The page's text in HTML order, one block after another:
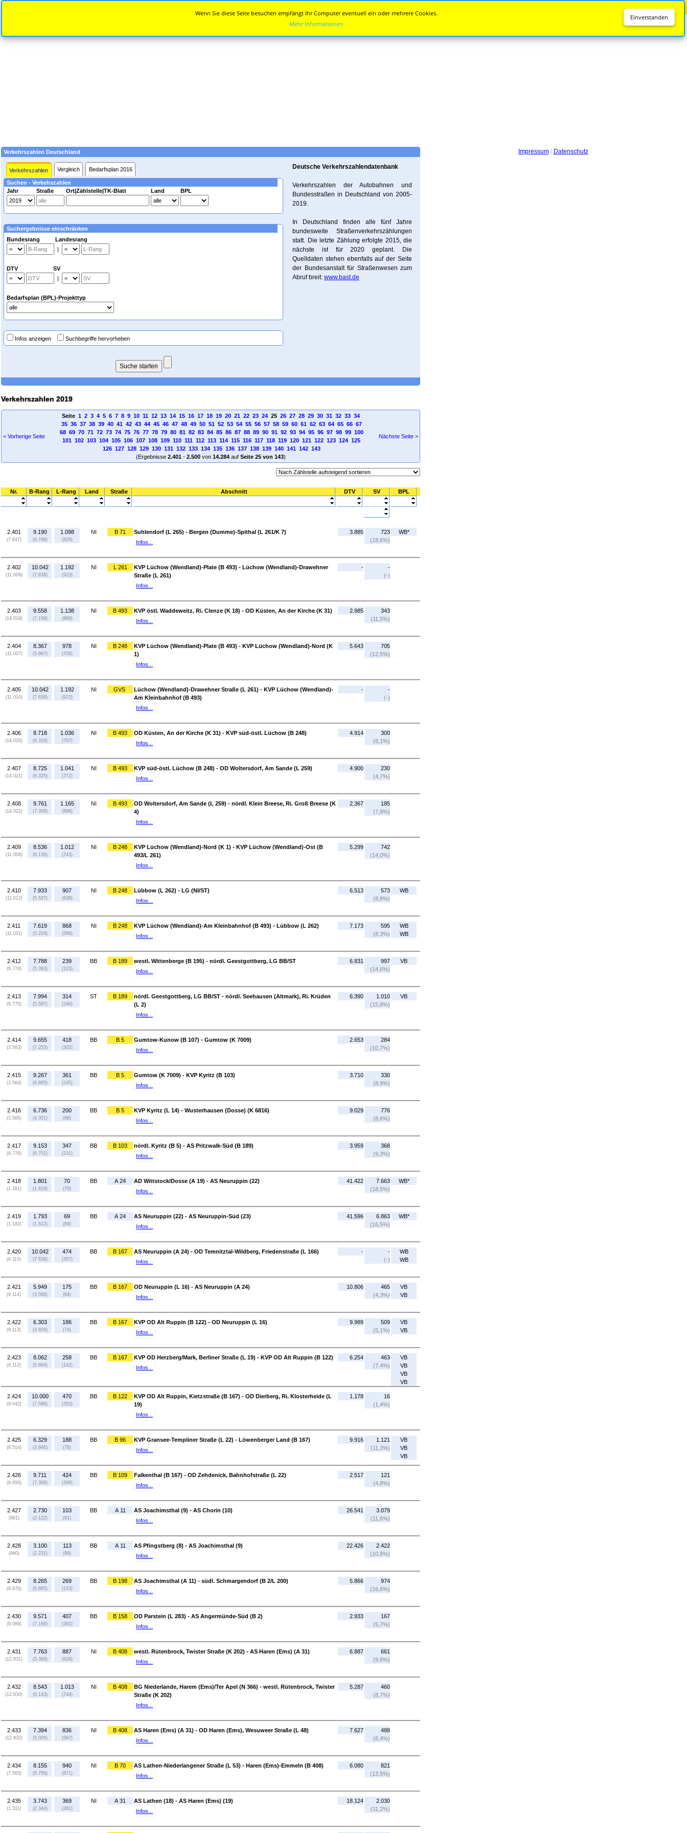
Verkehrszahlen Deutschland
Verkehrszahlen Vergleich Bedarfsplan 2016
Suchen - Verkehszahlen
Jahr
Straße Ort|Zählstelle|TK-Blatt Land BPL
Suchergebnisse einschränken
Bundesrang Landesrang
|
DTV SV
|
Bedarfsplan (BPL)-Projekttyp
Infos anzeigen Suchbegriffe hervorheben
Deutsche Verkehrszahlendatenbank
Verkehrszahlen der Autobahnen und
Bundesstraßen in Deutschland von 2005-
2019.
In Deutschland finden alle fünf Jahre
bundesweite Straßenverkehrszählungen
statt. Die letzte Zählung erfolgte 2015, die
nächste ist für 2020 geplant. Die
Quelldaten stehen ebenfalls auf der Seite
der Bundesanstalt für Straßenwesen zum
Abruf breit: www.bast.de
Verkehrszahlen 2019
< Vorherige Seite
Seite 1 2 3 4 5 6 7 8 9 10 11 12 13 14 15 16 17 18 19 20 21 22 23 2425 26 27 28 29 30 31 32 33 34
35 36 37 38 39 40 41 42 43 44 45 46 47 48 49 50 51 52 53 54 55 56 57 58 59 60 61 62 63 64 65 66 67
68 69 70 71 72 73 74 75 76 77 78 79 80 81 82 83 84 85 86 87 88 89 90 91 92 93 94 95 96 97 98 99 100
101 102 103 104 105 106 107 108 109 110 111 112 113 114 115 116 117 118 119 120 121 122 123 124 125
126 127 128 129 130 131 132 133 134 135 136 137 138 139 140 141 142 143
(Ergebnisse 2.401- 2.500von 14.284auf Seite 25 von 143)
Nächste Seite >
Nr. B-Rang L-Rang Land Straße Abschnitt DTV SV BPL
2.401
(7.647)
9.190
(6.788)
1.098
(829)
NI B 71
Suhlendorf (L 265) - Bergen (Dumme)-Spithal (L 261/K 7)
Infos...
3.885
723
(18,6%)
WB*
2.402
(11.009)
10.042
(7.638)
1.192
(923)
NI L 261
KVP Lüchow (Wendland)-Plate (B 493) - Lüchow (Wendland)-Drawehner
Straße (L 261)
Infos...
-
-
(-)
2.403
(14.019)
9.558
(7.156)
1.138
(869)
NI B 493
KVP östl. Waddeweitz, Ri. Clenze (K 18) - OD Küsten, An der Kirche (K 31)
Infos...
2.985
343
(11,5%)
2.404
(11.007)
8.367
(5.967)
978
(709)
NI B 248
KVP Lüchow (Wendland)-Plate (B 493) - KVP Lüchow (Wendland)-Nord (K
1)
Infos...
5.643
705
(12,5%)
2.405
(11.010)
10.042
(7.638)
1.192
(923)
NI GVS
Lüchow (Wendland)-Drawehner Straße (L 261) - KVP Lüchow (Wendland)-
Am Kleinbahnhof (B 493)
Infos...
-
-
(-)
2.406
(14.020)
8.718
(6.318)
1.036
(767)
NI B 493
OD Küsten, An der Kirche (K 31) - KVP süd-östl. Lüchow (B 248)
Infos...
4.914
300
(6,1%)
2.407
(14.021)
8.725
(6.325)
1.041
(772)
NI B 493
KVP süd-östl. Lüchow (B 248) - OD Woltersdorf, Am Sande (L 259)
Infos...
4.900
230
(4,7%)
2.408
(14.022)
9.761
(7.359)
1.165
(896)
NI B 493
OD Woltersdorf, Am Sande (L 259) - nördl. Klein Breese, Ri. Groß Breese (K
4)
Infos...
2.367
185
(7,8%)
2.409
(11.008)
8.536
(6.136)
1.012
(743)
NI B 248
KVP Lüchow (Wendland)-Nord (K 1) - KVP Lüchow (Wendland)-Ost (B
493/L 261)
Infos...
5.299
742
(14,0%)
2.410
(11.012)
7.933
(5.537)
907
(638)
NI B 248
Lübbow (L 262) - LG (NI/ST)
Infos...
6.513
573
(8,8%)
WB
2.411
(11.011)
7.619
(5.224)
868
(599)
NI B 248
KVP Lüchow (Wendland)-Am Kleinbahnhof (B 493) - Lübbow (L 262)
Infos...
7.173
595
(8,3%)
WB
WB
2.412
(9.774)
7.788
(5.393)
239
(123)
BB B 189
westl. Wittenberge (B 195) - nördl. Geestgottberg, LG BB/ST
Infos...
6.831
997
(14,6%)
VB
2.413
(9.775)
7.994
(5.597)
314
(249)
ST B 189
nördl. Geestgottberg, LG BB/ST - nördl. Seehausen (Altmark), Ri. Krüden
(L 2)
Infos...
6.390
1.010
(15,8%)
VB
2.414
(3.563)
9.655
(7.253)
418
(302)
BB B 5
Gumtow-Kunow (B 107) - Gumtow (K 7009)
Infos...
2.653
284
(10,7%)
2.415
(3.564)
9.267
(6.865)
361
(245)
BB B 5
Gumtow (K 7009) - KVP Kyritz (B 103)
Infos...
3.710
330
(8,9%)
2.416
(3.566)
6.736
(4.351)
200
(86)
BB B 5
KVP Kyritz (L 14) - Wusterhausen (Dosse) (K 6816)
Infos...
9.029
776
(8,6%)
2.417
(8.778)
9.153
(6.751)
347
(231)
BB B 103
nördl. Kyritz (B 5) - AS Pritzwalk-Süd (B 189)
Infos...
3.959
368
(9,3%)
2.418
(1.181)
1.801
(1.618)
70
(70)
BB A 24
AD Wittstock/Dosse (A 19) - AS Neuruppin (22)
Infos...
41.422
7.663
(18,5%)
WB*
2.419
(1.182)
1.793
(1.612)
69
(69)
BB A 24
AS Neuruppin (22) - AS Neuruppin-Süd (23)
Infos...
41.596
6.863
(16,5%)
WB*
2.420
(9.115)
10.042
(7.638)
474
(357)
BB B 167
AS Neuruppin (A 24) - OD Temnitztal-Wildberg, Friedenstraße (L 166)
Infos...
-
-
(-)
WB
WB
2.421
(9.114)
5.949
(3.568)
175
(64)
BB B 167
OD Neuruppin (L 16) - AS Neuruppin (A 24)
Infos...
10.806
465
(4,3%)
VB
VB
2.422
(9.113)
6.303
(3.920)
186
(74)
BB B 167
KVP OD Alt Ruppin (B 122) - OD Neuruppin (L 16)
Infos...
9.989
509
(5,1%)
VB
VB
2.423
(9.112)
8.062
(5.664)
258
(142)
BB B 167
KVP OD Herzberg/Mark, Berliner Straße (L 19) - KVP OD Alt Ruppin (B 122)
Infos...
6.254
463
(7,4%)
VB
VB
VB
VB
2.424
(9.042)
10.000
(7.596)
470
(353)
BB B 122
KVP OD Alt Ruppin, Kietzstraße (B 167) - OD Dierberg, Ri. Klosterheide (L
19)
Infos...
1.178
16
(1,4%)
2.425
(8.514)
6.329
(3.946)
188
(76)
BB B 96
KVP Gransee-Templiner Straße (L 22) - Löwenberger Land (B 167)
Infos...
9.916
1.121
(11,3%)
VB
VB
VB
2.426
(8.950)
9.711
(7.309)
424
(308)
BB B 109
Falkenthal (B 167) - OD Zehdenick, Bahnhofstraße (L 22)
Infos...
2.517
121
(4,8%)
2.427
(961)
2.730
(2.122)
103
(91)
BB A 11
AS Joachimsthal (9) - AS Chorin (10)
Infos...
26.541
3.079
(11,6%)
2.428
(960)
3.100
(2.231)
113
(99)
BB A 11
AS Pfingstberg (8) - AS Joachimsthal (9)
Infos...
22.426
2.422
(10,8%)
2.429
(9.876)
8.265
(5.865)
269
(153)
BB B 198
AS Joachimsthal (A 11) - südl. Schmargendorf (B 2/L 200)
Infos...
5.866
974
(16,6%)
2.430
(9.086)
9.571
(7.169)
407
(291)
BB B 158
OD Parstein (L 283) - AS Angermünde-Süd (B 2)
Infos...
2.933
167
(5,7%)
2.431
(12.831)
7.763
(5.368)
887
(618)
NI B 408
westl. Rütenbrock, Twister Straße (K 202) - AS Haren (Ems) (A 31)
Infos...
6.887
661
(9,6%)
2.432
(12.830)
8.543
(6.143)
1.013
(744)
NI B 408
BG Niederlande, Harem (Ems)/Ter Apel (N 366) - westl. Rütenbrock, Twister
Straße (K 202)
Infos...
5.287
460
(8,7%)
2.433
(12.832)
7.394
(5.005)
836
(567)
NI B 408
AS Haren (Ems) (A 31) - OD Haren (Ems), Wesuweer Straße (L 48)
Infos...
7.627
488
(6,4%)
2.434
(7.565)
8.155
(5.756)
940
(671)
NI B 70
AS Lathen-Niederlangener Straße (L 53) - Haren (Ems)-Emmeln (B 408)
Infos...
6.080
821
(13,5%)
2.435
(1.311)
3.743
(2.344)
369
(261)
NI A 31
AS Lathen (18) - AS Haren (Ems) (19)
Infos...
18.124
2.030
(11,2%)
Impressum| Datenschutz
Einverstanden
Wenn Sie diese Seite besuchen empfängt Ihr Computer eventuell ein oder mehrere Cookies.
Mehr Informationen